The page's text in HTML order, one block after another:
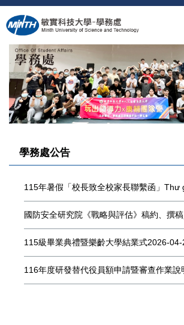
跳
到
主
要
容
區
學務處公告
國防安全研究院《戰略與評估》稿約、撰
115級畢業典禮暨樂齡大學結業式2026-04-
116年度研發替代役員額申請暨審查作業說